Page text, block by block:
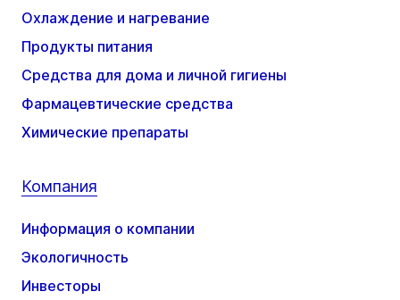
Охлаждение и нагревание
Продукты питания
Средства для дома и личной гигиены
Фармацевтические средства
Химические препараты
Компания
Информация о компании
Экологичность
Инвесторы